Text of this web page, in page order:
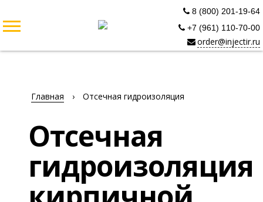
8 (800) 201-19-64
+7 (961) 110-70-00
order@injectir.ru
Главная › Отсечная гидроизоляция
Отсечная
гидроизоляция